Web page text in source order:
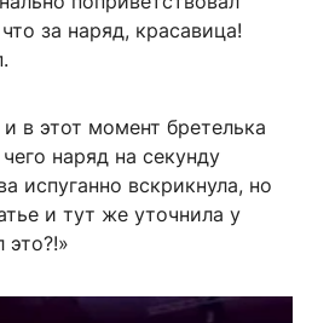
за наряд, красавица!
в этот момент бретелька
наряд на секунду
испуганно вскрикнула, но
и тут же уточнила у
это?!»